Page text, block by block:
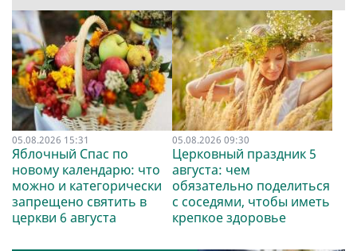
05.08.2026 15:31
Яблочный Спас по
новому календарю: что
можно и категорически
запрещено святить в
церкви 6 августа
05.08.2026 09:30
Церковный праздник 5
августа: чем
обязательно поделиться
с соседями, чтобы иметь
крепкое здоровье